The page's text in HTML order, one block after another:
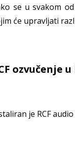
se u svakom
će upravljati
ozvučenje
je RCF